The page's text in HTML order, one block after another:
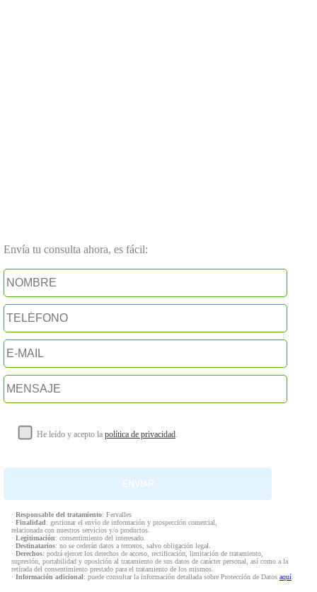
Envía tu consulta ahora, es fácil:
He leído y acepto la política de privacidad.
· Responsable del tratamiento: Fervalles
· Finalidad: gestionar el envío de información y prospección comercial,
relacionada con nuestros servicios y/o productos.
· Legitimación: consentimiento del interesado.
· Destinatarios: no se cederán datos a terceros, salvo obligación legal.
· Derechos: podrá ejercer los derechos de acceso, rectificación, limitación de tratamiento,
supresión, portabilidad y oposición al tratamiento de sus datos de carácter personal, así como a la
retirada del consentimiento prestado para el tratamiento de los mismos.
· Información adicional: puede consultar la información detallada sobre Protección de Datos aquí.